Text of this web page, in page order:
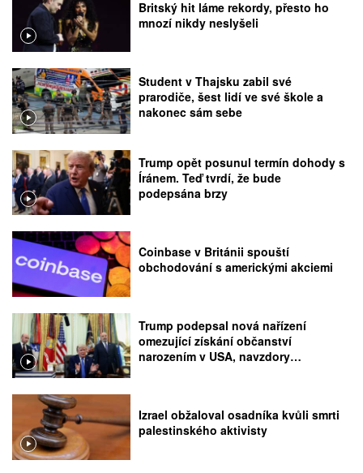
Britský hit láme rekordy, přesto ho
mnozí nikdy neslyšeli
Student v Thajsku zabil své
prarodiče, šest lidí ve své škole a
nakonec sám sebe
Trump opět posunul termín dohody s
Íránem. Teď tvrdí, že bude
podepsána brzy
Coinbase v Británii spouští
obchodování s americkými akciemi
Trump podepsal nová nařízení
omezující získání občanství
narozením v USA, navzdory
Izrael obžaloval osadníka kvůli smrti
palestinského aktivisty